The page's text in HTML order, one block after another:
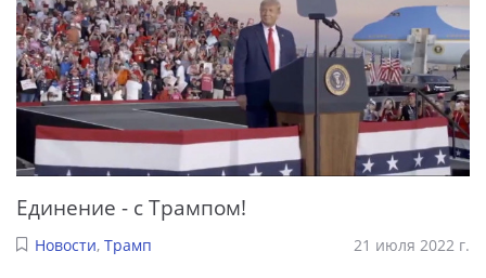
Единение - с Трампом!
Новости, Трамп 21 июля 2022 г.